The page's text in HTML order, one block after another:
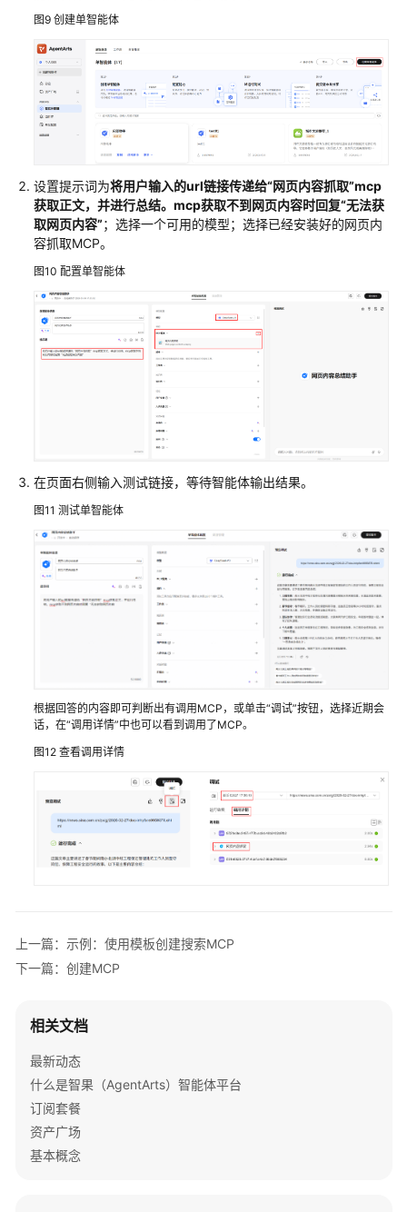
载
通
用
参
产
品
术
语
任
共
担
协
议
（SLA）
白
皮
书
持
区
域
图9 创建单智能体
设置提示词为将用户输入的url链接传递给“网页内容抓取”mcp
获取正文，并进行总结。mcp获取不到网页内容时回复“无法获
取网页内容”；选择一个可用的模型；选择已经安装好的网页内
容抓取MCP。
图10 配置单智能体
在页面右侧输入测试链接，等待智能体输出结果。
图11 测试单智能体
根据回答的内容即可判断出有调用MCP，或单击“调试”按钮，选择近期会
话，在“调用详情”中也可以看到调用了MCP。
图12 查看调用详情
上一篇：示例：使用模板创建搜索MCP
下一篇：创建MCP
相关文档
最新动态
什么是智果（AgentArts）智能体平台
订阅套餐
资产广场
基本概念